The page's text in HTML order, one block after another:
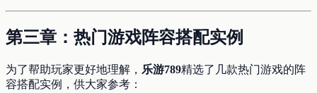
第三章：热门游戏阵容搭配实例
为了帮助玩家更好地理解， 乐游789精选了几款热门游戏的阵
容搭配实例，供大家参考：